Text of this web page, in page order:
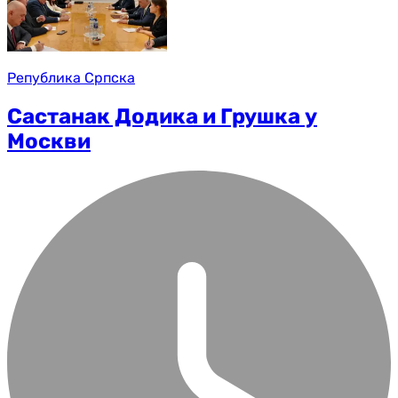
Република Српска
Састанак Додика и Грушка у
Москви